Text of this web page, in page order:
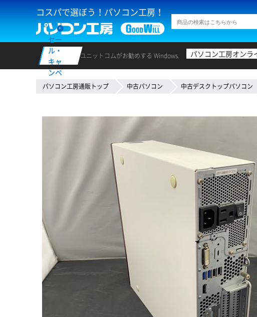
コスパで選ぼう！パソコン工房！
セー
ル・
キャ
ンペ
ーン
ユニットコムがお勧めする Windows. パソコン工房オン
パソコン工房通販トップ 中古パソコン 中古デスクトップパソコン